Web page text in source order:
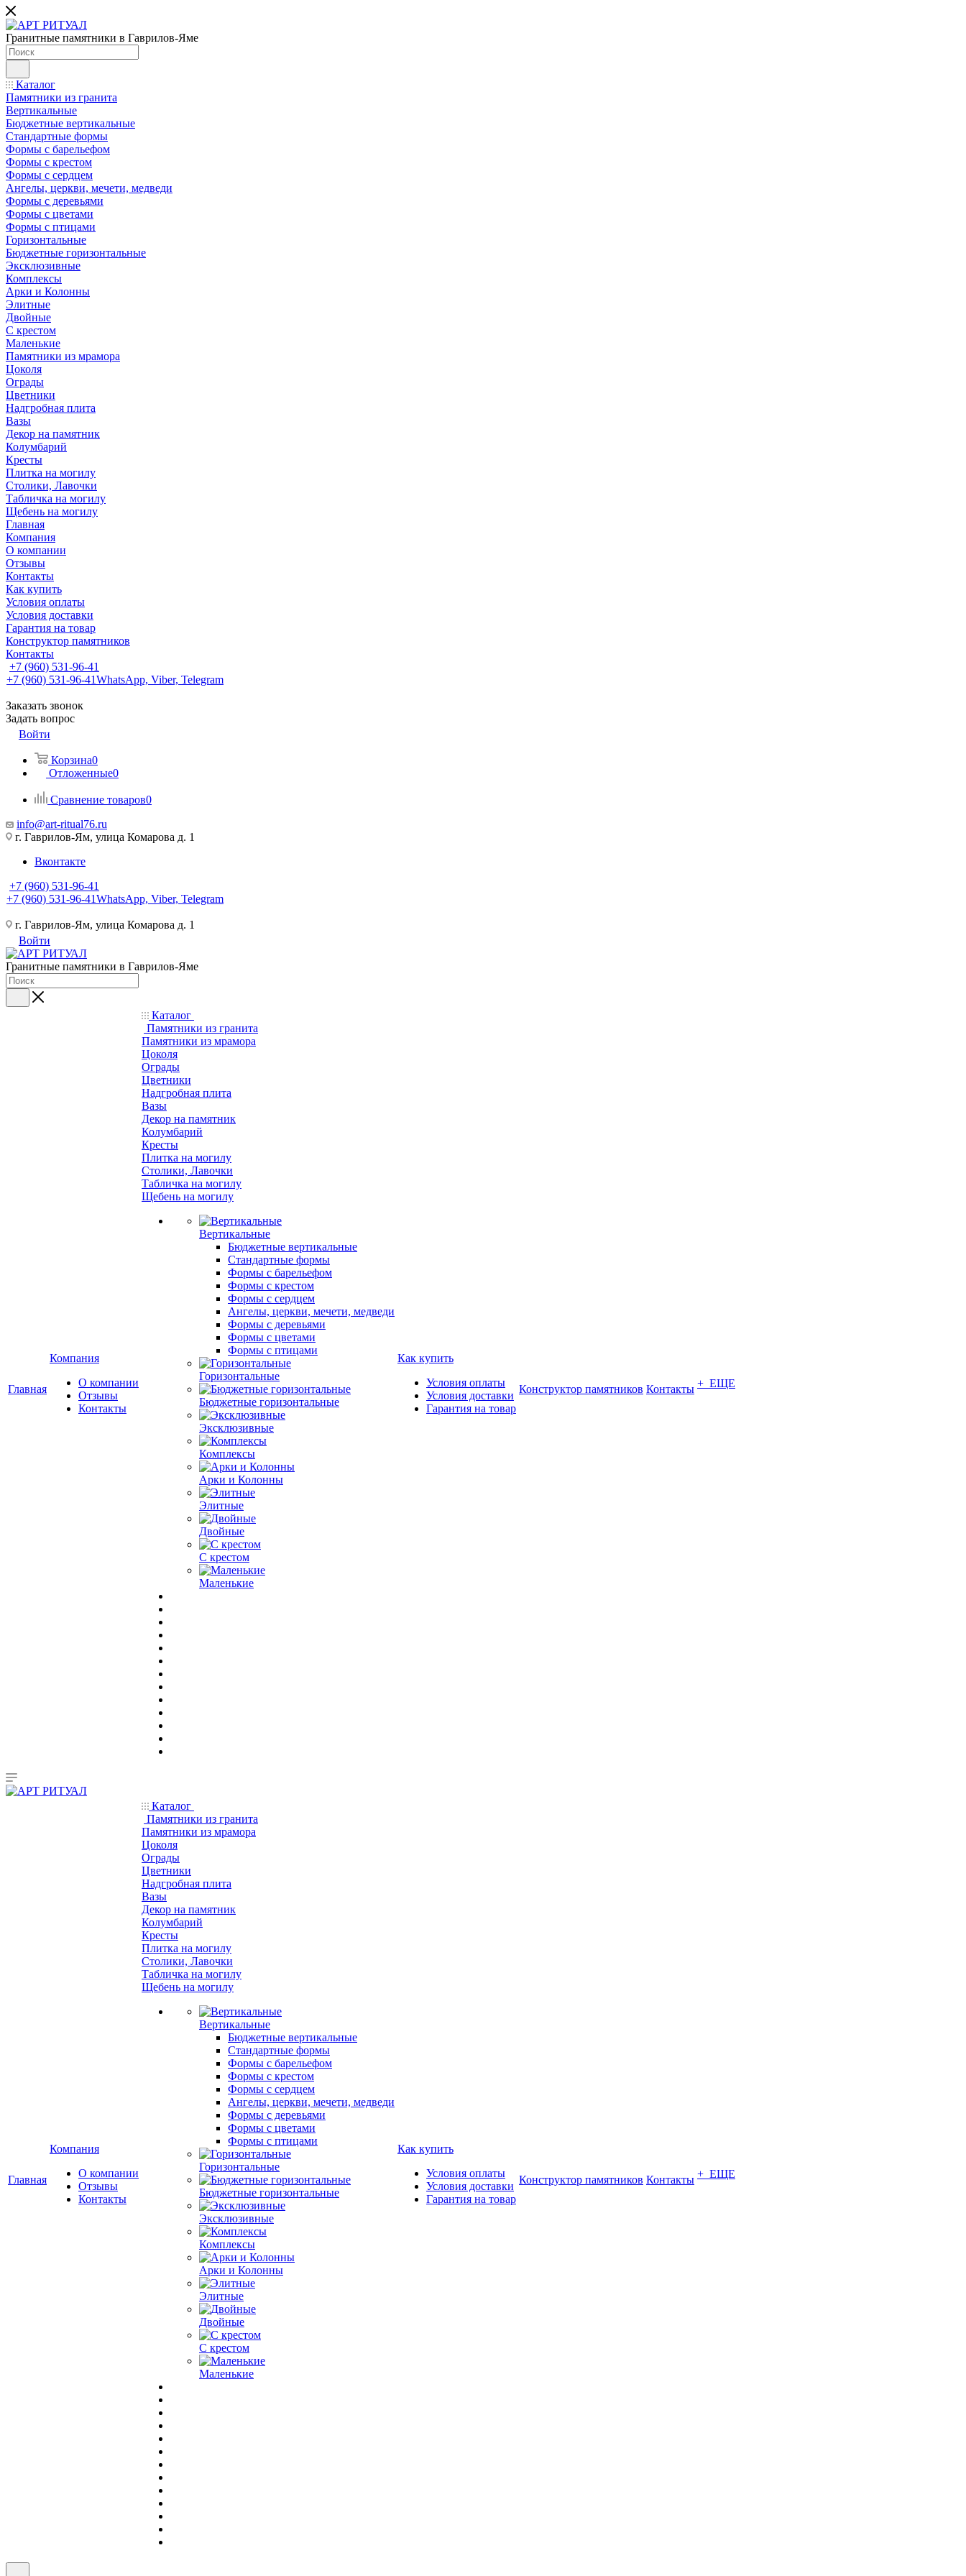
Гранитные памятники в Гаврилов-Яме
Каталог
Памятники из гранита
Вертикальные
Бюджетные вертикальные
Стандартные формы
Формы с барельефом
Формы с крестом
Формы с сердцем
Ангелы, церкви, мечети, медведи
Формы с деревьями
Формы с цветами
Формы с птицами
Горизонтальные
Бюджетные горизонтальные
Эксклюзивные
Комплексы
Арки и Колонны
Элитные
Двойные
С крестом
Маленькие
Памятники из мрамора
Цоколя
Ограды
Цветники
Надгробная плита
Вазы
Декор на памятник
Колумбарий
Кресты
Плитка на могилу
Столики, Лавочки
Табличка на могилу
Щебень на могилу
Главная
Компания
О компании
Отзывы
Контакты
Как купить
Условия оплаты
Условия доставки
Гарантия на товар
Конструктор памятников
Контакты
+7 (960) 531-96-41
+7 (960) 531-96-41WhatsApp, Viber, Telegram
Заказать звонок
Задать вопрос
Войти
Корзина0
Отложенные0
Сравнение товаров0
info@art-ritual76.ru
г. Гаврилов-Ям, улица Комарова д. 1
Вконтакте
+7 (960) 531-96-41
+7 (960) 531-96-41WhatsApp, Viber, Telegram
г. Гаврилов-Ям, улица Комарова д. 1
Войти
Гранитные памятники в Гаврилов-Яме
Главная
Компания
О компании
Отзывы
Контакты
Каталог
Памятники из гранита
Памятники из мрамора
Цоколя
Ограды
Цветники
Надгробная плита
Вазы
Декор на памятник
Колумбарий
Кресты
Плитка на могилу
Столики, Лавочки
Табличка на могилу
Щебень на могилу
Вертикальные
Бюджетные вертикальные
Стандартные формы
Формы с барельефом
Формы с крестом
Формы с сердцем
Ангелы, церкви, мечети, медведи
Формы с деревьями
Формы с цветами
Формы с птицами
Горизонтальные
Бюджетные горизонтальные
Эксклюзивные
Комплексы
Арки и Колонны
Элитные
Двойные
С крестом
Маленькие
Как купить
Условия оплаты
Условия доставки
Гарантия на товар
Конструктор памятников Контакты + ЕЩЕ
Главная
Компания
О компании
Отзывы
Контакты
Каталог
Памятники из гранита
Памятники из мрамора
Цоколя
Ограды
Цветники
Надгробная плита
Вазы
Декор на памятник
Колумбарий
Кресты
Плитка на могилу
Столики, Лавочки
Табличка на могилу
Щебень на могилу
Вертикальные
Бюджетные вертикальные
Стандартные формы
Формы с барельефом
Формы с крестом
Формы с сердцем
Ангелы, церкви, мечети, медведи
Формы с деревьями
Формы с цветами
Формы с птицами
Горизонтальные
Бюджетные горизонтальные
Эксклюзивные
Комплексы
Арки и Колонны
Элитные
Двойные
С крестом
Маленькие
Как купить
Условия оплаты
Условия доставки
Гарантия на товар
Конструктор памятников Контакты + ЕЩЕ